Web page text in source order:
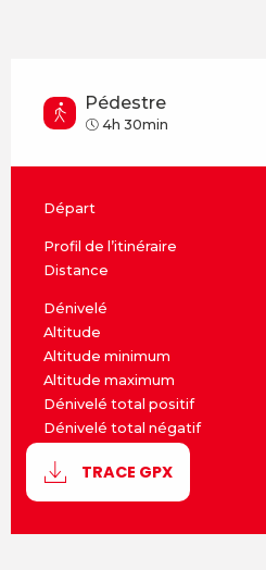
Pédestre
4h 30min
Informations
Départ
Profil de l’itinéraire
Distance
Dénivelé
Altitude
Altitude minimum
Altitude maximum
Dénivelé total positif
Dénivelé total négatif
Documentation
TRACE GPX